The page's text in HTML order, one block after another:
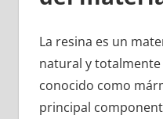
La resina es un
natural y
conocido como
principal